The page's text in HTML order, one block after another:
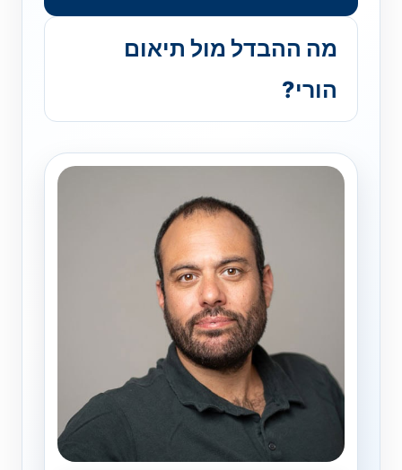
מה ההבדל מול תיאום
הורי?